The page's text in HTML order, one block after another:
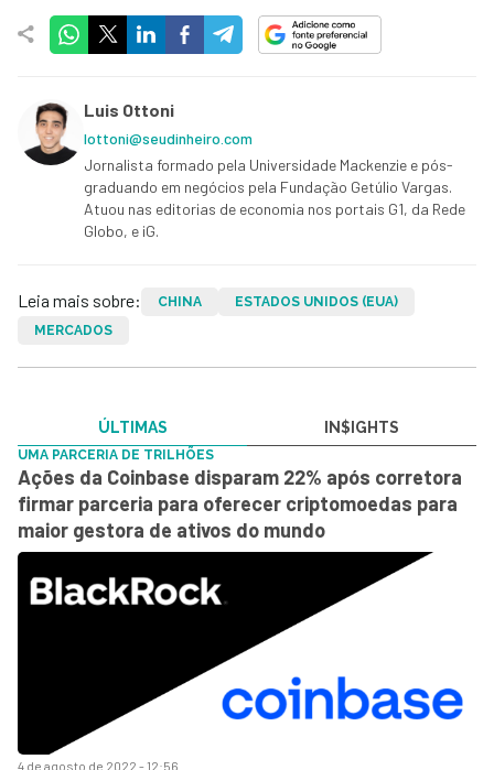
Luis Ottoni
lottoni@seudinheiro.com
Jornalista formado pela Universidade Mackenzie e pós-
graduando em negócios pela Fundação Getúlio Vargas.
Atuou nas editorias de economia nos portais G1, da Rede
Globo, e iG.
Leia mais sobre: CHINA
ESTADOS UNIDOS (EUA)
MERCADOS
ÚLTIMAS IN$IGHTS
4 de agosto de 2022 - 12:56
UMA PARCERIA DE TRILHÕES
Ações da Coinbase disparam 22% após corretora
firmar parceria para oferecer criptomoedas para
maior gestora de ativos do mundo